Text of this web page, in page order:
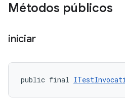
Métodos públicos
iniciar
public final